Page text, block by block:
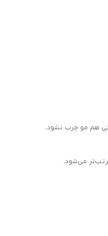
کنی هم مو چرب نشود.
می‌شود.